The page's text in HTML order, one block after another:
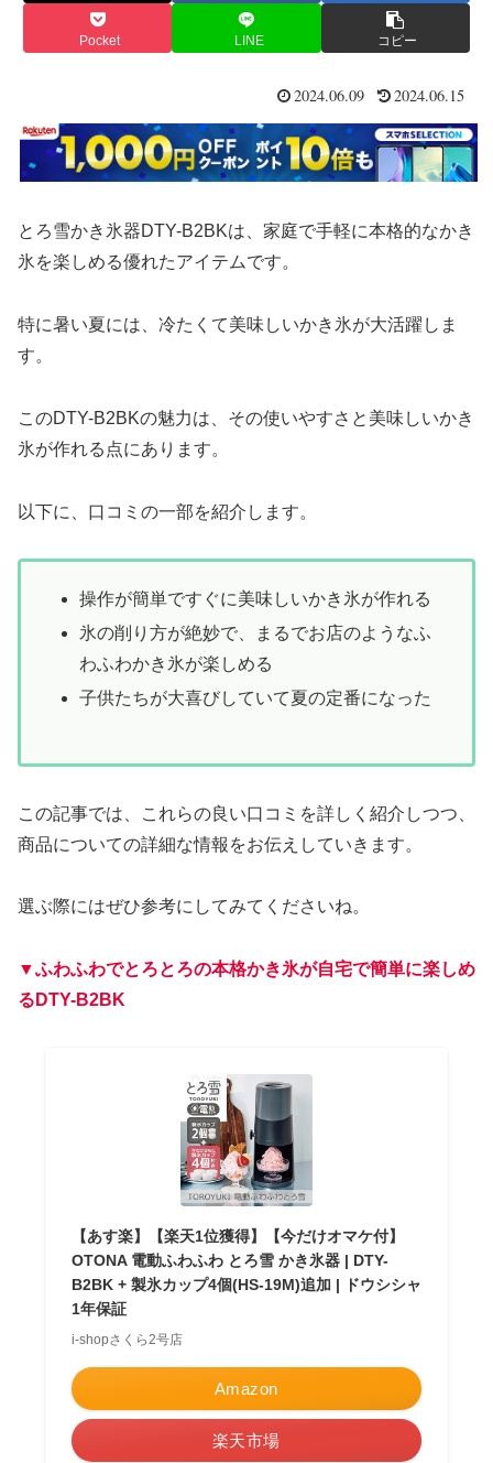
Pocket LINE コピー
2024.06.09 2024.06.15
とろ雪かき氷器DTY-B2BKは、家庭で手軽に本格的なかき
氷を楽しめる優れたアイテムです。
特に暑い夏には、冷たくて美味しいかき氷が大活躍しま
す。
このDTY-B2BKの魅力は、その使いやすさと美味しいかき
氷が作れる点にあります。
以下に、口コミの一部を紹介します。
操作が簡単ですぐに美味しいかき氷が作れる
氷の削り方が絶妙で、まるでお店のようなふ
わふわかき氷が楽しめる
子供たちが大喜びしていて夏の定番になった
この記事では、これらの良い口コミを詳しく紹介しつつ、
商品についての詳細な情報をお伝えしていきます。
選ぶ際にはぜひ参考にしてみてくださいね。
▼ふわふわでとろとろの本格かき氷が自宅で簡単に楽しめ
るDTY-B2BK
【あす楽】【楽天1位獲得】【今だけオマケ付】
OTONA 電動ふわふわ とろ雪 かき氷器 | DTY-
B2BK + 製氷カップ4個(HS-19M)追加 | ドウシシャ
1年保証
i-shopさくら2号店
Amazon
楽天市場